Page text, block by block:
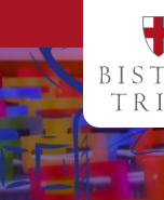
Zum Inhalt springen